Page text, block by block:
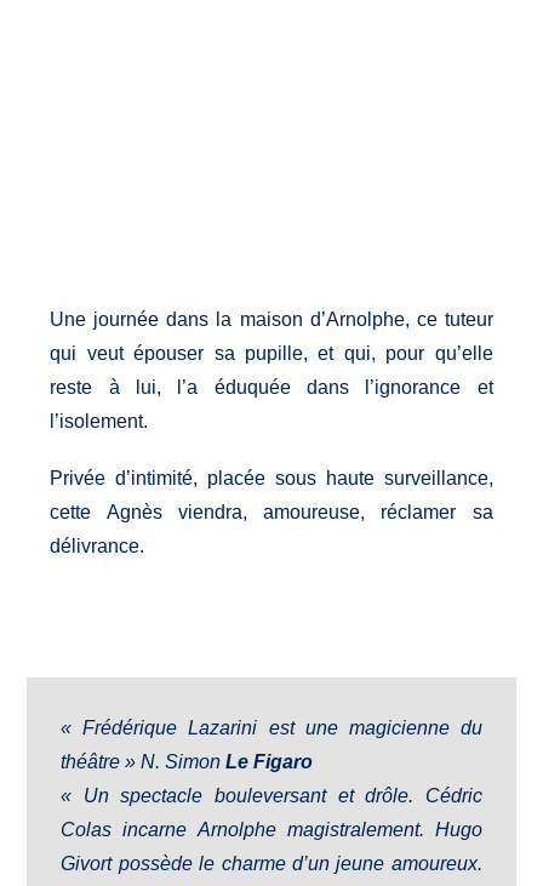
Une journée dans la maison d’Arnolphe, ce tuteur
qui veut épouser sa pupille, et qui, pour qu’elle
reste à lui, l’a éduquée dans l’ignorance et
l’isolement.
Privée d’intimité, placée sous haute surveillance,
cette Agnès viendra, amoureuse, réclamer sa
délivrance.
« Frédérique Lazarini est une magicienne du
théâtre »N. Simon Le Figaro
« Un spectacle bouleversant et drôle. Cédric
Colas incarne Arnolphe magistralement. Hugo
Givort possède le charme d’un jeune amoureux.